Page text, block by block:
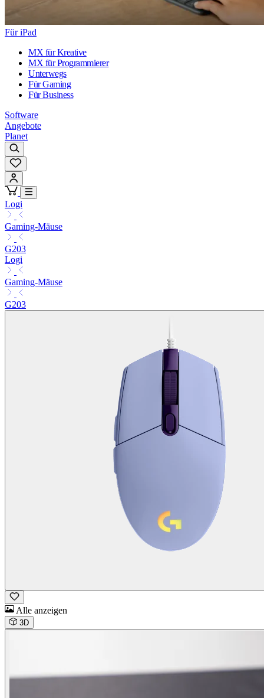
Für iPad
MX für Kreative
MX für Programmierer
Unterwegs
Für Gaming
Für Business
Software
Angebote
Planet
Logi
Gaming-Mäuse
G203
Logi
Gaming-Mäuse
G203
Alle anzeigen
3D